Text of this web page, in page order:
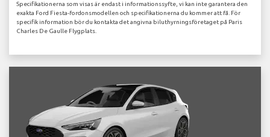
Specifikationerna som visas är endast i informationssyfte, vi kan inte garantera den
exakta Ford Fiesta-fordonsmodellen och specifikationerna du kommer att få. För
specifik information bör du kontakta det angivna biluthyrningsföretaget på Paris
Charles De Gaulle Flygplats.